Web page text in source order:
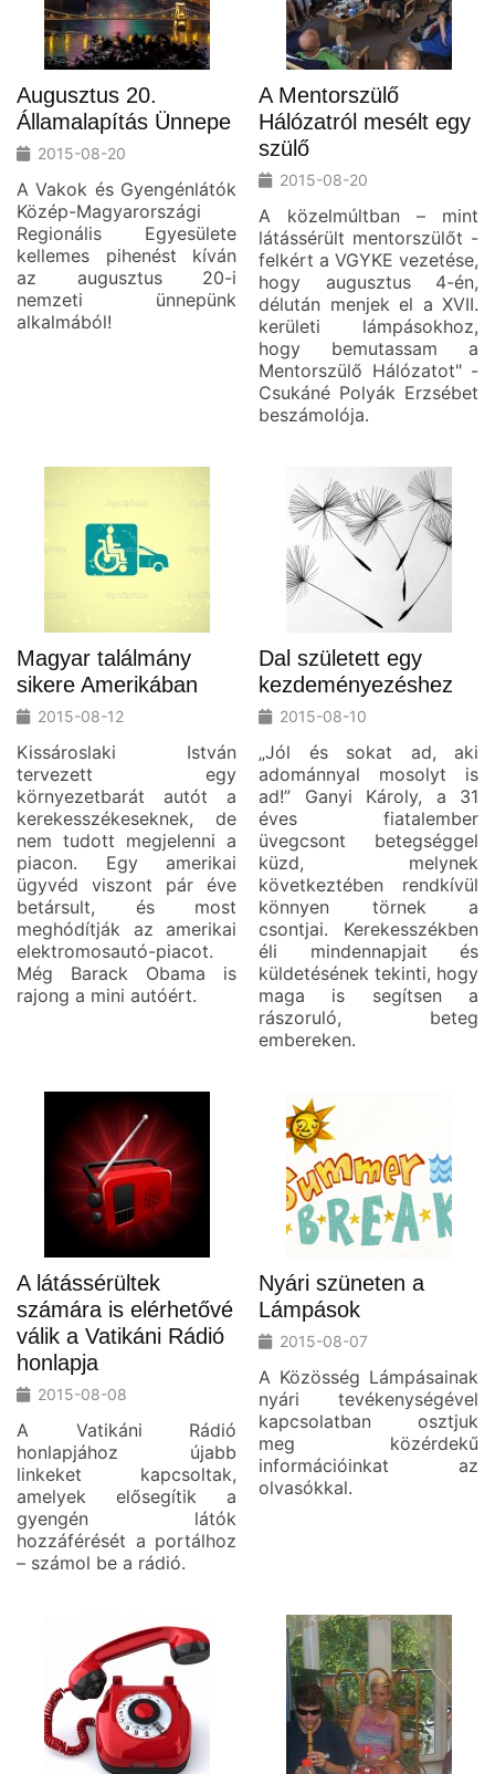
Augusztus 20.
Államalapítás Ünnepe
2015-08-20
A Vakok és Gyengénlátók
Közép-Magyarországi
Regionális Egyesülete
kellemes pihenést kíván
az augusztus 20-i
nemzeti ünnepünk
alkalmából!
A Mentorszülő
Hálózatról mesélt egy
szülő
2015-08-20
A közelmúltban – mint
látássérült mentorszülőt -
felkért a VGYKE vezetése,
hogy augusztus 4-én,
délután menjek el a XVII.
kerületi lámpásokhoz,
hogy bemutassam a
Mentorszülő Hálózatot" -
Csukáné Polyák Erzsébet
beszámolója.
Magyar találmány
sikere Amerikában
2015-08-12
Kissároslaki István
tervezett egy
környezetbarát autót a
kerekesszékeseknek, de
nem tudott megjelenni a
piacon. Egy amerikai
ügyvéd viszont pár éve
betársult, és most
meghódítják az amerikai
elektromosautó-piacot.
Még Barack Obama is
rajong a mini autóért.
Dal született egy
kezdeményezéshez
2015-08-10
„Jól és sokat ad, aki
adománnyal mosolyt is
ad!” Ganyi Károly, a 31
éves fiatalember
üvegcsont betegséggel
küzd, melynek
következtében rendkívül
könnyen törnek a
csontjai. Kerekesszékben
éli mindennapjait és
küldetésének tekinti, hogy
maga is segítsen a
rászoruló, beteg
embereken.
A látássérültek
számára is elérhetővé
válik a Vatikáni Rádió
honlapja
2015-08-08
A Vatikáni Rádió
honlapjához újabb
linkeket kapcsoltak,
amelyek elősegítik a
gyengén látók
hozzáférését a portálhoz
– számol be a rádió.
Nyári szüneten a
Lámpások
2015-08-07
A Közösség Lámpásainak
nyári tevékenységével
kapcsolatban osztjuk
meg közérdekű
információinkat az
olvasókkal.